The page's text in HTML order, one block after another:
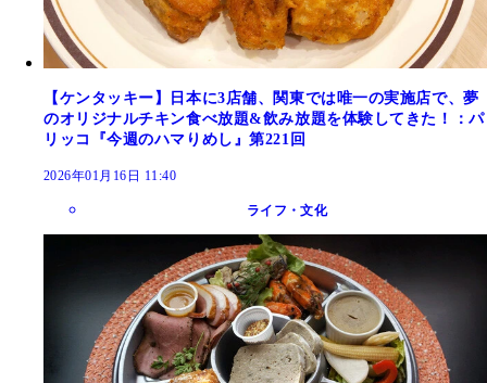
【ケンタッキー】日本に3店舗、関東では唯一の実施店で、夢
のオリジナルチキン食べ放題&飲み放題を体験してきた！：パ
リッコ『今週のハマりめし』第221回
2026年01月16日 11:40
ライフ・文化